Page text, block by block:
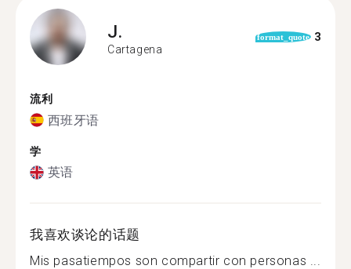
J.
Cartagena
format_quote 3
流利
西班牙语
学
英语
我喜欢谈论的话题
Mis pasatiempos son compartir con personas ...